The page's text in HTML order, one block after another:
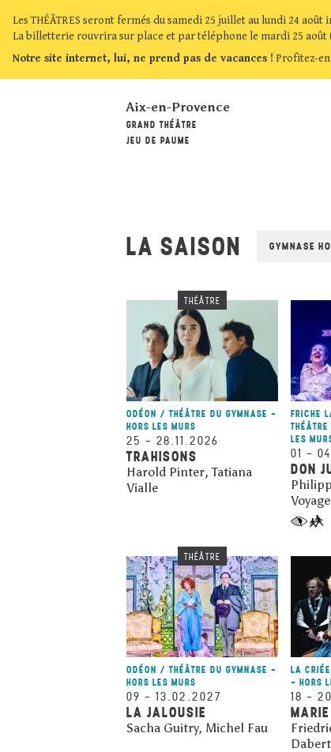
Les THÉÂTRES seront fermés du samedi 25 juillet au lundi 24 août
La billetterie rouvrira sur place et par téléphone le mardi 25 août (
Notre site internet, lui, ne prend pas de vacances ! Profitez-en
Aix-en-Provence
GRAND THÉÂTRE
JEU DE PAUME
LA SAISON GYMNASE
THÉÂTRE
ODÉON / THÉÂTRE DU GYMNASE -
HORS LES MURS
25 – 28.11.2026
TRAHISONS
Harold Pinter, Tatiana
Vialle
FRICHE
LES
01 –
DON
THÉÂTRE
ODÉON / THÉÂTRE DU GYMNASE -
HORS LES MURS
09 – 13.02.2027
LA JALOUSIE
Sacha Guitry, Michel Fau
LA
- HORS
18 –
Dabert